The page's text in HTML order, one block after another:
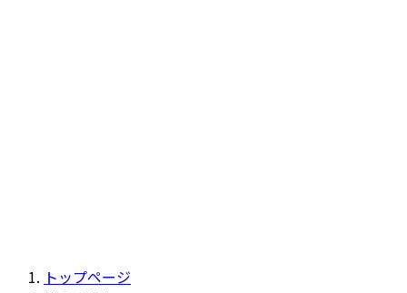
トップページ